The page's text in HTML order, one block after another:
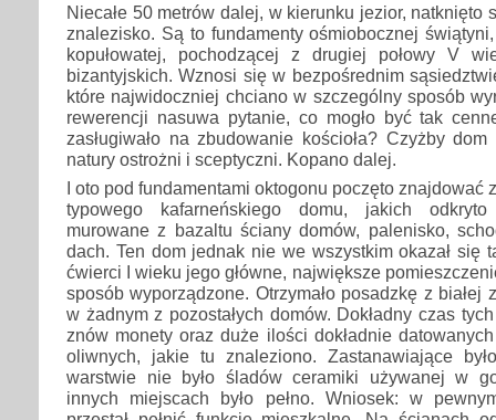
Niecałe 50 metrów dalej, w kierunku jezior, natknięto
znalezisko. Są to fundamenty ośmiobocznej
kopułowatej, pochodzącej z drugiej połowy V
bizantyjskich. Wznosi się w bezpośrednim
które najwidoczniej chciano w szczególny sposób
rewerencji nasuwa pytanie, co mogło być tak
zasługiwało na zbudowanie kościoła? Czyżby
natury ostrożni i sceptyczni. Kopano dalej.
I oto pod fundamentami oktogonu poczęto znajdować
typowego kafarneńskiego domu, jakich
murowane z bazaltu ściany domów, palenisko,
dach. Ten dom jednak nie we wszystkim okazał się
ćwierci I wieku jego główne, największe
sposób wyporządzone. Otrzymało posadzkę z białej
w żadnym z pozostałych domów. Dokładny czas
znów monety oraz duże ilości dokładnie
oliwnych, jakie tu znaleziono. Zastanawiające
warstwie nie było śladów ceramiki używanej w
innych miejscach było pełno. Wniosek: w